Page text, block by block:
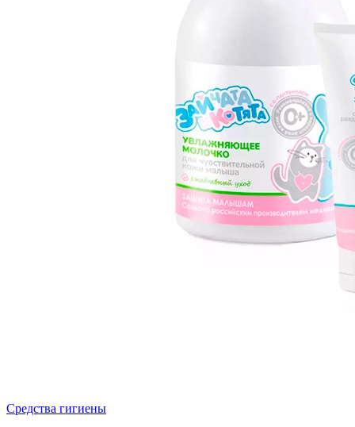
Средства гигиены